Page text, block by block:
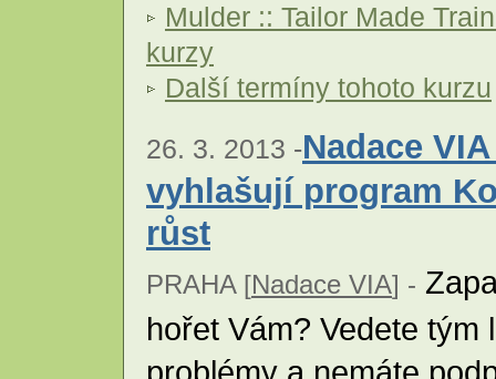
Mulder :: Tailor Made
kurzy
Další termíny tohoto kurzu
26. 3. 2013 -Nadace
vyhlašují program
růst
PRAHA [Nadace VIA] -
hořet Vám? Vedete tým